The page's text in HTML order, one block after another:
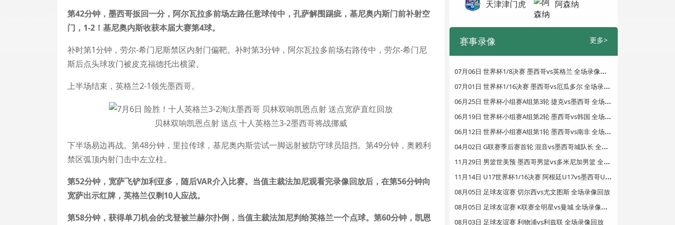
第42分钟，墨西哥扳回一分，阿尔瓦拉多前场左路任意球传中，孔萨解围踢疵，基尼奥内斯门前补射空
门，1-2！基尼奥内斯收获本届大赛第4球。
补时第1分钟，劳尔-希门尼斯禁区内射门偏靶。补时第3分钟，阿尔瓦拉多前场右路传中，劳尔-希门尼
斯后点头球攻门被皮克福德托出横梁。
上半场结束，英格兰2-1领先墨西哥。
贝林双响凯恩点射 送点 十人英格兰3-2墨西哥将战挪威
下半场易边再战。第48分钟，里拉传球，基尼奥内斯尝试一脚远射被防守球员阻挡。第49分钟，奥赖利
禁区弧顶内射门击中左立柱。
第52分钟，宽萨飞铲加利亚多，随后VAR介入比赛。当值主裁法加尼观看完录像回放后，在第56分钟向
宽萨出示红牌，英格兰仅剩10人应战。
第58分钟，获得单刀机会的戈登被兰赫尔扑倒，当值主裁法加尼判给英格兰一个点球。第60分钟，凯恩
天津津门虎 阿森纳
赛事录像 更多>
0
7月06日 世界杯1/8决赛 墨西哥vs英格兰 全场录像回放
0
7月01日 世界杯1/16决赛 墨西哥vs厄瓜多尔 全场录像回放
0
6月25日 世界杯小组赛A组第3轮 捷克vs墨西哥 全场录像回放
0
6月19日 世界杯小组赛A组第2轮 墨西哥vs韩国 全场录像回放
0
6月12日 世界杯小组赛A组第1轮 墨西哥vs南非 全场录像回放
0
4月02日 G联赛季后赛首轮 混音vs墨西哥城队长 全场录像回放
1
1月29日 男篮世美预 墨西哥男篮vs多米尼加男篮 全场录像回放
1
1月14日 U17世界杯1/16决赛 阿根廷U17vs墨西哥U17 全场录像回放
08月05日 足球友谊赛 切尔西vs尤文图斯 全场录像回放
0
8月05日 足球友谊赛 K联赛全明星vs曼城 全场录像回放
08月03日 足球友谊赛 利物浦vs利兹联 全场录像回放